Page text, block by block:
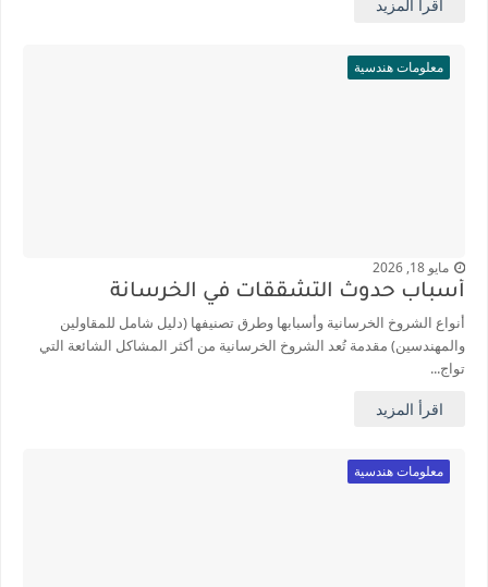
اقرأ المزيد
معلومات هندسية
مايو 18, 2026
أسباب حدوث التشققات في الخرسانة
أنواع الشروخ الخرسانية وأسبابها وطرق تصنيفها (دليل شامل للمقاولين
والمهندسين) مقدمة تُعد الشروخ الخرسانية من أكثر المشاكل الشائعة التي
تواج...
اقرأ المزيد
معلومات هندسية